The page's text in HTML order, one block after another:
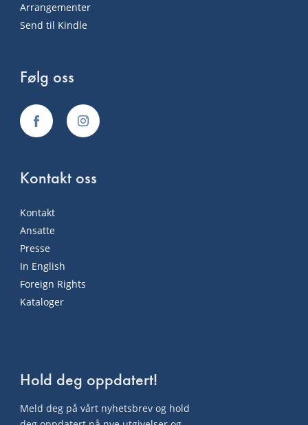
Arrangementer
Send til Kindle
Følg oss
Kontakt oss
Kontakt
Ansatte
Presse
In English
Foreign Rights
Kataloger
Hold deg oppdatert!
Meld deg på vårt nyhetsbrev og hold